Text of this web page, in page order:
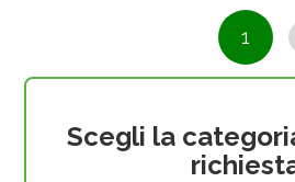
1
Scegli la